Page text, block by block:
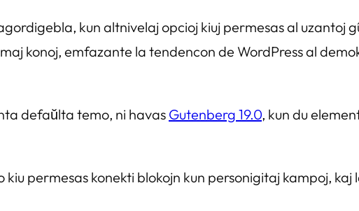
kun altnivelaj opcioj kiuj permesas al uzantoj
konoj, emfazante la tendencon de WordPress al
defaŭlta temo, ni havas Gutenberg 19.0, kun du
kiu permesas konekti blokojn kun personigitaj kampoj,